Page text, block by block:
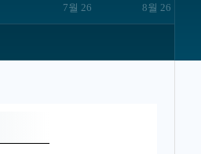
7월 26 8월 26